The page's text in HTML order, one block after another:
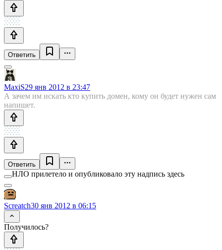
Ответить
MaxiS29 янв 2012 в 23:47
А зачем им искать кто купить домен, кому он будет нужен сам
напишет.
Ответить
НЛО прилетело и опубликовало эту надпись здесь
Screatch30 янв 2012 в 06:15
Получилось?